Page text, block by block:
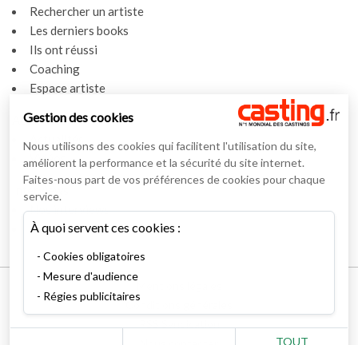
Rechercher un artiste
Les derniers books
Ils ont réussi
Coaching
Espace artiste
Actualités
Actualités
Vidéos
Interviews
Nos interviews
Lexique
Conditions générales
Gestion des cookies
Nous utilisons des cookies qui facilitent l'utilisation du site,
améliorent la performance et la sécurité du site internet.
Faites-nous part de vos préférences de cookies pour chaque
service.
À quoi servent ces cookies :
Cookies obligatoires
Mesure d'audience
Régies publicitaires
TOUT